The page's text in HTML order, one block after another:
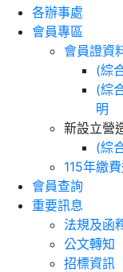
各辦事處
會員專區
會員證資
(綜
(綜
明
新設立營
(綜
115年繳
會員查詢
重要訊息
法規及函
公文轉知
招標資訊